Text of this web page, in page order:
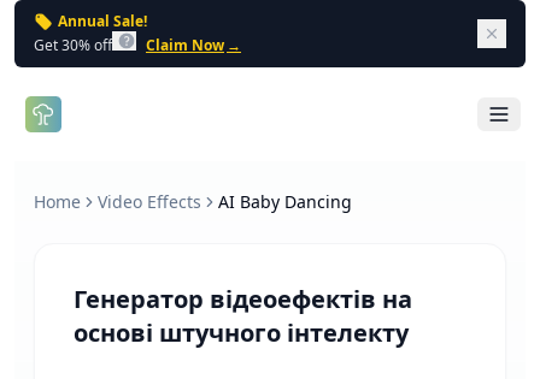
Annual Sale!
Get 30% off
Claim Now →
Open
Home Video Effects AI Baby Dancing
Генератор відеоефектів на
основі штучного інтелекту